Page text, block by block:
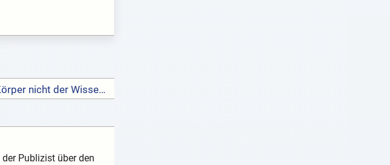
Mann kann seinen Körper nicht der Wissenschaft spenden – er ist zu arm →
Publizist über den